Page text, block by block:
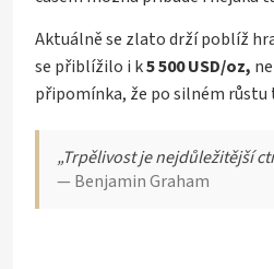
Aktuálně se zlato drží poblíž
se přiblížilo i k5 500 USD/oz,
připomínka, že po silném růstu
„Trpělivost je nejdůležitější
— Benjamin Graham